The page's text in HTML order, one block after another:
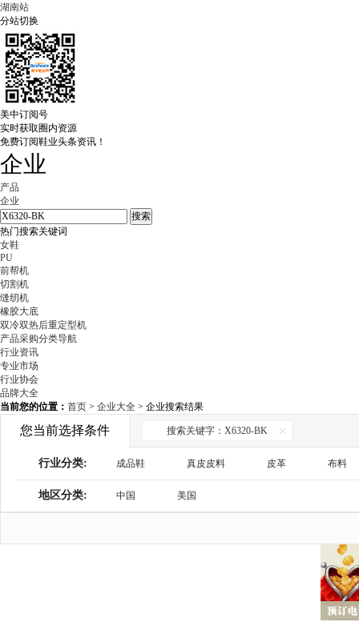
湖南站
分站切换
美中订阅号
实时获取圈内资源
免费订阅鞋业头条资讯！
企业
产品
企业
热门搜索关键词
女鞋
PU
前帮机
切割机
缝纫机
橡胶大底
双冷双热后重定型机
产品采购分类导航
行业资讯
专业市场
行业协会
品牌大全
当前您的位置： 首页 > 企业大全 > 企业搜索结果
您当前选择条件 搜索关键字：X6320-BK
行业分类: 成品鞋 真皮皮料 皮革 布料
鞋材辅料
地区分类: 中国 美国